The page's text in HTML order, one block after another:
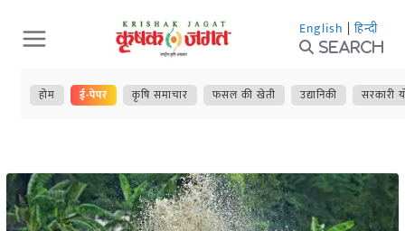
Skip
to
content
English | हिन्दी
Search
होम ई-पेपर कृषि समाचार फसल की खेती उद्यानिकी सरकारी